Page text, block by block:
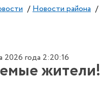
/ Новости района /
2026 года 2:20:16
жители!